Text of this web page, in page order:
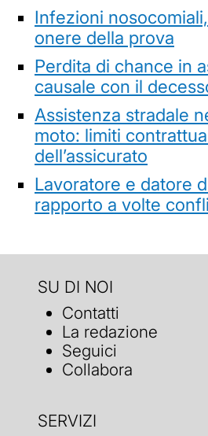
Infezioni
onere della prova
Perdita di chance in
causale con il
Assistenza stradale
moto: limiti
dell’assicurato
Lavoratore e datore
rapporto a volte
SU DI NOI
Contatti
La redazione
Seguici
Collabora
SERVIZI